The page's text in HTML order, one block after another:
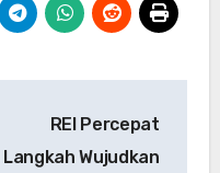
REI Percepat
Langkah Wujudkan